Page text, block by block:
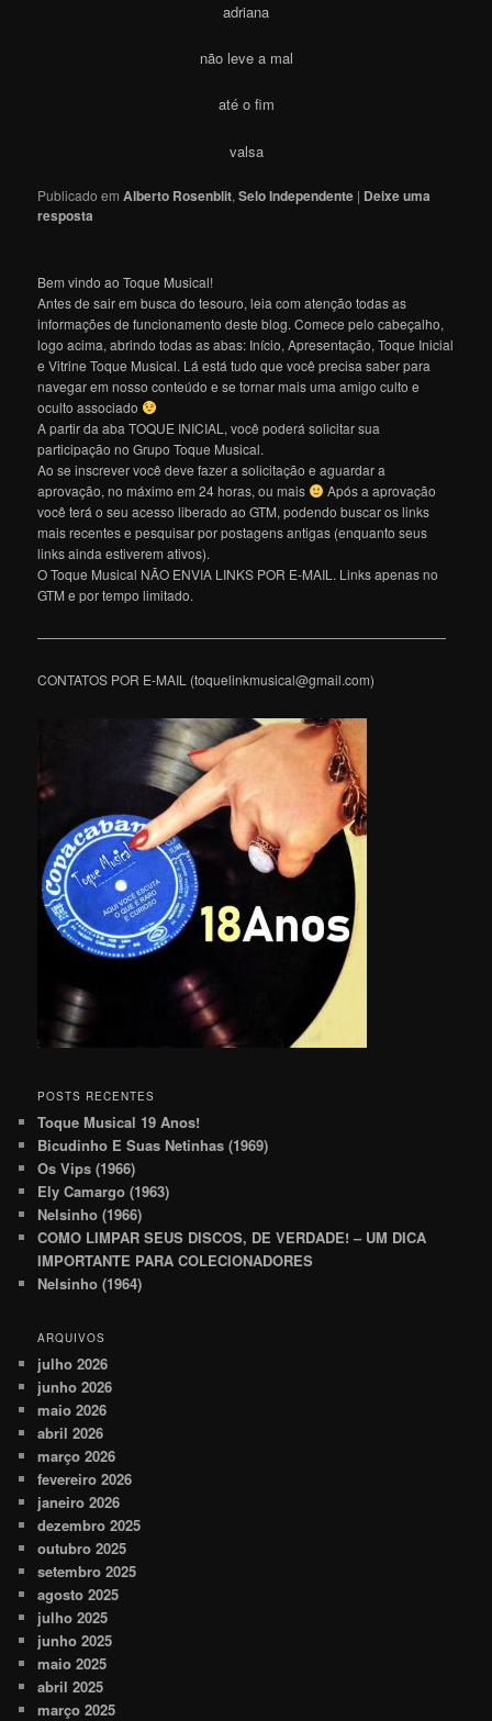
adriana
não leve a mal
até o fim
valsa
Publicado em Alberto Rosenblit,Selo Independente | Deixe uma
resposta
Bem vindo ao Toque Musical!
Antes de sair em busca do tesouro, leia com atenção todas as
informações de funcionamento deste blog. Comece pelo cabeçalho,
logo acima, abrindo todas as abas: Início, Apresentação, Toque Inicial
e Vitrine Toque Musical. Lá está tudo que você precisa saber para
navegar em nosso conteúdo e se tornar mais uma amigo culto e
oculto associado
A partir da aba TOQUE INICIAL, você poderá solicitar sua
participação no Grupo Toque Musical.
Ao se inscrever você deve fazer a solicitação e aguardar a
aprovação, no máximo em 24 horas, ou mais
Após a aprovação
você terá o seu acesso liberado ao GTM, podendo buscar os links
mais recentes e pesquisar por postagens antigas (enquanto seus
links ainda estiverem ativos).
O Toque Musical NÃO ENVIA LINKS POR E-MAIL. Links apenas no
GTM e por tempo limitado.
———————————————————————————————
CONTATOS POR E-MAIL (toquelinkmusical@gmail.com)
POSTS RECENTES
Toque Musical 19 Anos!
Bicudinho E Suas Netinhas (1969)
Os Vips (1966)
Ely Camargo (1963)
Nelsinho (1966)
COMO LIMPAR SEUS DISCOS, DE VERDADE! – UM DICA
IMPORTANTE PARA COLECIONADORES
Nelsinho (1964)
ARQUIVOS
julho 2026
junho 2026
maio 2026
abril 2026
março 2026
fevereiro 2026
janeiro 2026
dezembro 2025
outubro 2025
setembro 2025
agosto 2025
julho 2025
junho 2025
maio 2025
abril 2025
março 2025